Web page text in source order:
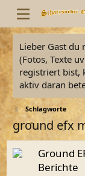
Lieber Gast du
(Fotos, Texte
registriert bist,
aktiv daran
Schlagworte
ground efx
Ground
Berichte